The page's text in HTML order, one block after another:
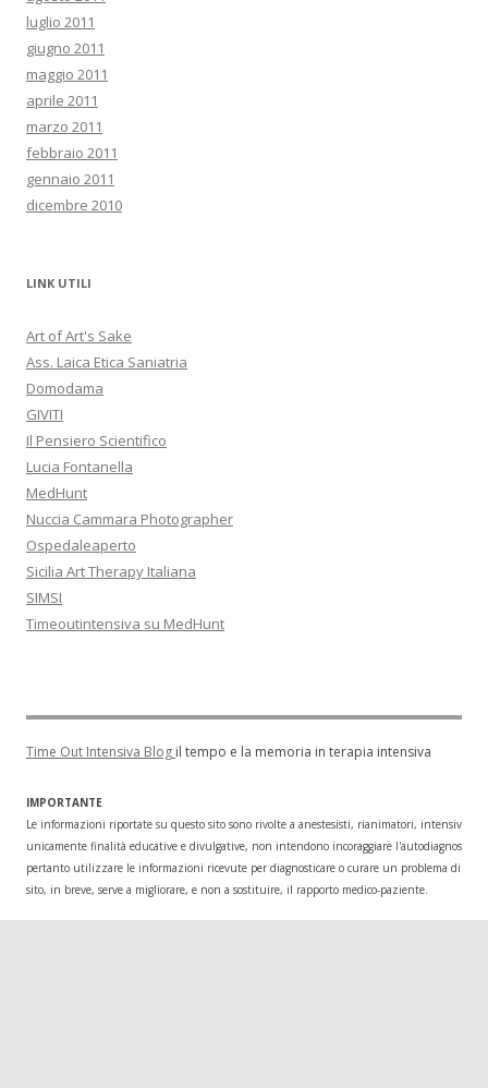
luglio 2011
giugno 2011
maggio 2011
aprile 2011
marzo 2011
febbraio 2011
gennaio 2011
dicembre 2010
LINK UTILI
Art of Art's Sake
Ass. Laica Etica Saniatria
Domodama
GIVITI
Il Pensiero Scientifico
Lucia Fontanella
MedHunt
Nuccia Cammara Photographer
Ospedaleaperto
Sicilia Art Therapy Italiana
SIMSI
Timeoutintensiva su MedHunt
Time Out Intensiva Blog il tempo e la memoria in terapia intensiva
IMPORTANTE
Le informazioni riportate su questo sito sono rivolte a anestesisti, rianimatori,
unicamente finalità educative e divulgative, non intendono incoraggiare l'autodiagnosi o
pertanto utilizzare le informazioni ricevute per diagnosticare o curare un problema di
sito, in breve, serve a migliorare, e non a sostituire, il rapporto medico-paziente.